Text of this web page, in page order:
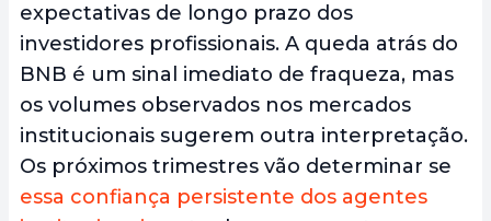
expectativas de longo prazo dos
investidores profissionais. A queda atrás do
BNB é um sinal imediato de fraqueza, mas
os volumes observados nos mercados
institucionais sugerem outra interpretação.
Os próximos trimestres vão determinar se
essa confiança persistente dos agentes